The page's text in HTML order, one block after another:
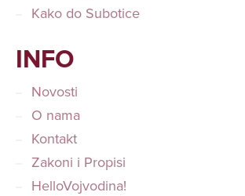
Kako do Subotice
INFO
Novosti
O nama
Kontakt
Zakoni i Propisi
HelloVojvodina!